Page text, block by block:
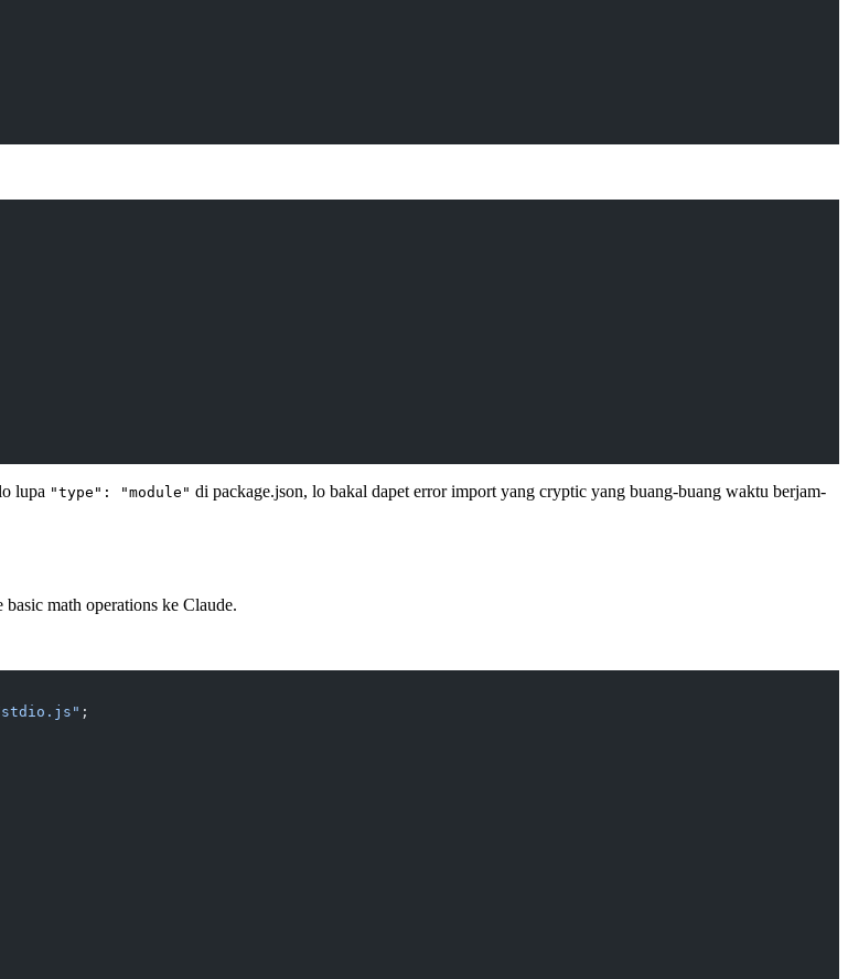
lupa "type": "module" di package.json, lo bakal dapet error import yang cryptic yang buang-buang waktu berjam-
math operations ke Claude.
stdio.js" ;